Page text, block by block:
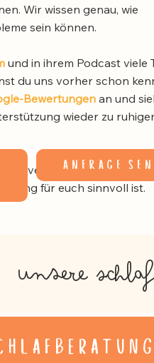
Wir wissen genau, wie
sein können.
und in ihrem Podcast viele
du uns vorher schon
Bewertungenan und
wieder zu
unverbindliche Anfrage ,
für euch sinnvoll ist.
anfrage
UNSERE